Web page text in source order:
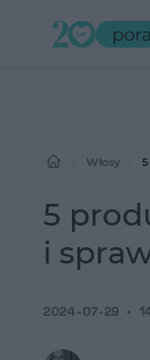
Włosy
5
i
2024-07-29